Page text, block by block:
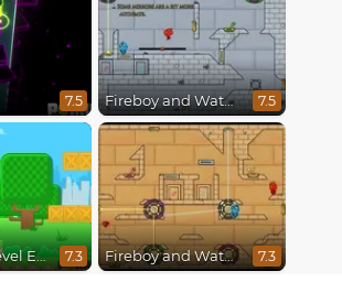
7.5 Fireboy and Watergirl in The Ice Temple 7.5
Mr Maker Level Editor 7.3 Fireboy and Watergirl in The Light Temple 2 7.3